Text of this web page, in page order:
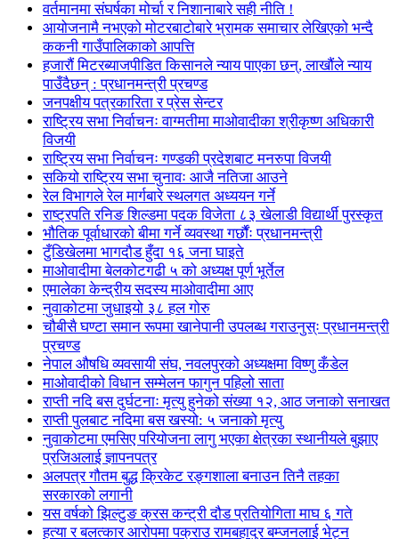
वर्तमानमा संघर्षका मोर्चा र निशानाबारे सही नीति !
आयोजनामै नभएको मोटरबाटोबारे भ्रामक समाचार लेखिएको भन्दै
ककनी गाउँपालिकाको आपत्ति
हजारौं मिटरब्याजपीडित किसानले न्याय पाएका छन्, लाखौंले न्याय
पाउँदैछन् : प्रधानमन्त्री प्रचण्ड
जनपक्षीय पत्रकारिता र प्रेस सेन्टर
राष्ट्रिय सभा निर्वाचनः वाग्मतीमा माओवादीका श्रीकृष्ण अधिकारी
विजयी
राष्ट्रिय सभा निर्वाचनः गण्डकी प्रदेशबाट मनरुपा विजयी
सकियो राष्ट्रिय सभा चुनावः आजै नतिजा आउने
रेल विभागले रेल मार्गबारे स्थलगत अध्ययन गर्ने
राष्ट्रपति रनिङ शिल्डमा पदक विजेता ८३ खेलाडी विद्यार्थी पुरस्कृत
भौतिक पूर्वाधारको बीमा गर्ने व्यवस्था गर्छौंः प्रधानमन्त्री
टुँडिखेलमा भागदौड हुँदा १६ जना घाइते
माओवादीमा बेलकोटगढी ५ को अध्यक्ष पूर्ण भूर्तेल
एमालेका केन्द्रीय सदस्य माओ‌वादीमा आए
नुवाकोटमा जुधाइयो ३८ हल गोरु
चौबीसै घण्टा समान रूपमा खानेपानी उपलब्ध गराउनुस्ः प्रधानमन्त्री
प्रचण्ड
नेपाल औषधि व्यवसायी संघ, नवलपुरको अध्यक्षमा विष्णु कँडेल
माओवादीको विधान सम्मेलन फागुन पहिलो साता
राप्ती नदि बस दुर्घटनाः मृत्यु हुनेको संख्या १२, आठ जनाको सनाखत
राप्ती पुलबाट नदिमा बस खस्यो: ५ जनाको मृत्यु
नुवाकोटमा एमसिए परियोजना लागु भएका क्षेत्रका स्थानीयले बुझाए
प्रजिअलाई ज्ञापनपत्र
अलपत्र गौतम बुद्ध क्रिकेट रङ्गशाला बनाउन तिनै तहका
सरकारको लगानी
यस वर्षको झिल्टुङ क्रस कन्ट्री दौड प्रतियोगिता माघ ६ गते
हत्या र बलत्कार आरोपमा पक्राउ रामबहादुर बम्जनलाई भेट्न